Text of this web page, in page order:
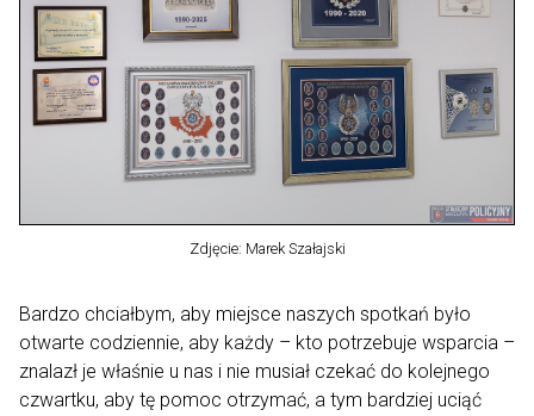
Zdjęcie: Marek Szałajski
Bardzo chciałbym, aby miejsce naszych spotkań było
otwarte codziennie, aby każdy – kto potrzebuje wsparcia –
znalazł je właśnie u nas i nie musiał czekać do kolejnego
czwartku, aby tę pomoc otrzymać, a tym bardziej uciąć